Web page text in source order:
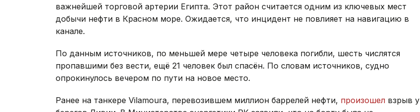
важнейшей торговой артерии Египта. Этот район считается одним из ключевых мест
добычи нефти в Красном море. Ожидается, что инцидент не повлияет на навигацию в
канале.
По данным источников, по меньшей мере четыре человека погибли, шесть числятся
пропавшими без вести, ещё 21 человек был спасён. По словам источников, судно
опрокинулось вечером по пути на новое место.
Ранее на танкере Vilamoura, перевозившем миллион баррелей нефти, произошел взрыв у